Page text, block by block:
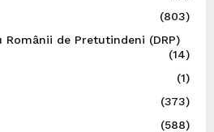
(803)
de Pretutindeni (DRP)
(14)
(1)
(373)
(588)